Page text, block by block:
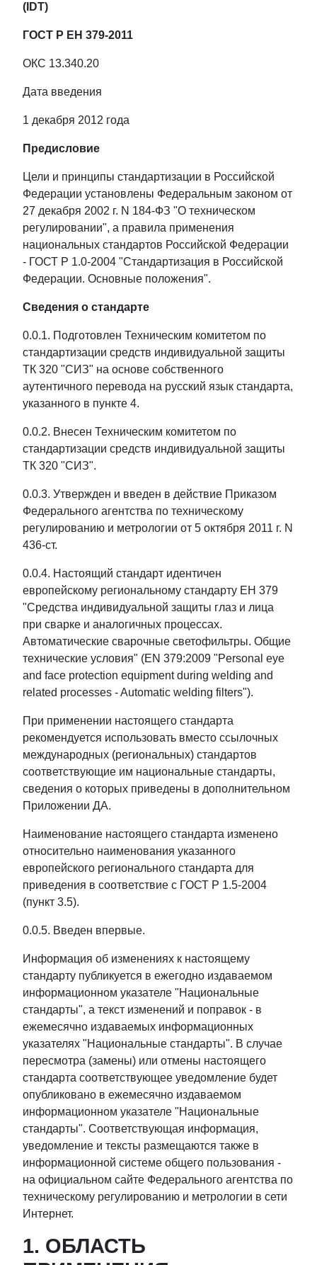
(IDT)
ГОСТ Р ЕН 379-2011
ОКС 13.340.20
Дата введения
1 декабря 2012 года
Предисловие
Цели и принципы стандартизации в Российской
Федерации установлены Федеральным законом от
27 декабря 2002 г. N 184-ФЗ "О техническом
регулировании", а правила применения
национальных стандартов Российской Федерации
- ГОСТ Р 1.0-2004 "Стандартизация в Российской
Федерации. Основные положения".
Сведения о стандарте
0.0.1. Подготовлен Техническим комитетом по
стандартизации средств индивидуальной защиты
ТК 320 "СИЗ" на основе собственного
аутентичного перевода на русский язык стандарта,
указанного в пункте 4.
0.0.2. Внесен Техническим комитетом по
стандартизации средств индивидуальной защиты
ТК 320 "СИЗ".
0.0.3. Утвержден и введен в действие Приказом
Федерального агентства по техническому
регулированию и метрологии от 5 октября 2011 г. N
436-ст.
0.0.4. Настоящий стандарт идентичен
европейскому региональному стандарту ЕН 379
"Средства индивидуальной защиты глаз и лица
при сварке и аналогичных процессах.
Автоматические сварочные светофильтры. Общие
технические условия" (EN 379:2009 "Personal eye
and face protection equipment during welding and
related processes - Automatic welding filters").
При применении настоящего стандарта
рекомендуется использовать вместо ссылочных
международных (региональных) стандартов
соответствующие им национальные стандарты,
сведения о которых приведены в дополнительном
Приложении ДА.
Наименование настоящего стандарта изменено
относительно наименования указанного
европейского регионального стандарта для
приведения в соответствие с ГОСТ Р 1.5-2004
(пункт 3.5).
0.0.5. Введен впервые.
Информация об изменениях к настоящему
стандарту публикуется в ежегодно издаваемом
информационном указателе "Национальные
стандарты", а текст изменений и поправок - в
ежемесячно издаваемых информационных
указателях "Национальные стандарты". В случае
пересмотра (замены) или отмены настоящего
стандарта соответствующее уведомление будет
опубликовано в ежемесячно издаваемом
информационном указателе "Национальные
стандарты". Соответствующая информация,
уведомление и тексты размещаются также в
информационной системе общего пользования -
на официальном сайте Федерального агентства по
техническому регулированию и метрологии в сети
Интернет.
1. ОБЛАСТЬ